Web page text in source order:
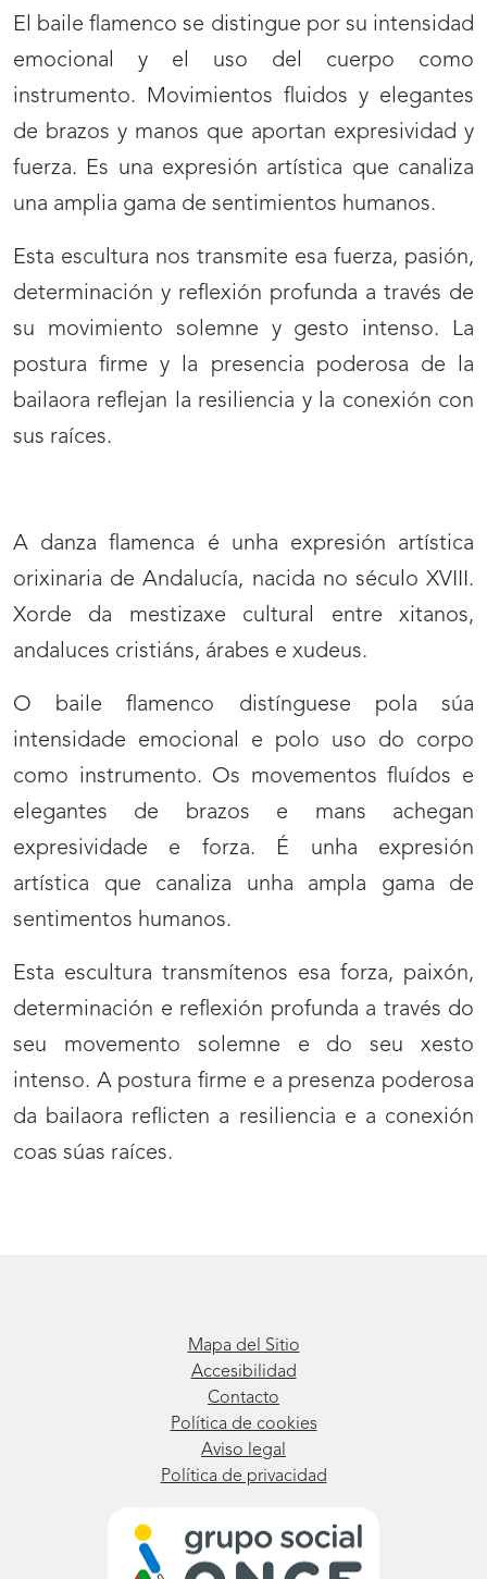
El baile flamenco se distingue por su intensidad
emocional y el uso del cuerpo como
instrumento. Movimientos fluidos y elegantes
de brazos y manos que aportan expresividad y
fuerza. Es una expresión artística que canaliza
una amplia gama de sentimientos humanos.
Esta escultura nos transmite esa fuerza, pasión,
determinación y reflexión profunda a través de
su movimiento solemne y gesto intenso. La
postura firme y la presencia poderosa de la
bailaora reflejan la resiliencia y la conexión con
sus raíces.
A danza flamenca é unha expresión artística
orixinaria de Andalucía, nacida no século XVIII.
Xorde da mestizaxe cultural entre xitanos,
andaluces cristiáns, árabes e xudeus.
O baile flamenco distínguese pola súa
intensidade emocional e polo uso do corpo
como instrumento. Os movementos fluídos e
elegantes de brazos e mans achegan
expresividade e forza. É unha expresión
artística que canaliza unha ampla gama de
sentimentos humanos.
Esta escultura transmítenos esa forza, paixón,
determinación e reflexión profunda a través do
seu movemento solemne e do seu xesto
intenso. A postura firme e a presenza poderosa
da bailaora reflicten a resiliencia e a conexión
coas súas raíces.
Mapa del Sitio
Accesibilidad
Contacto
Política de cookies
Aviso legal
Política de privacidad